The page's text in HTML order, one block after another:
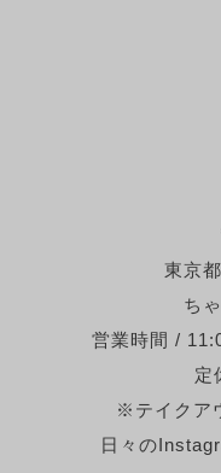
東京
ち
営業時間 /
定
※テイクア
日々の